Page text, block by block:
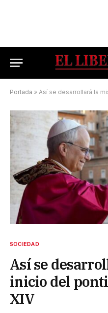
Portada » Así se desarrollará la
SOCIEDAD
Así se
inicio del
XIV